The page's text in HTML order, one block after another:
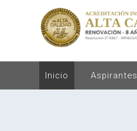
Inicio Aspirantes